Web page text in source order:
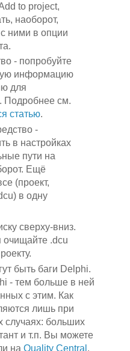
to project,
наоборот,
ними в опции
- попробуйте
информацию
для
Подробнее см.
статью.
-
в настройках
пути на
Ещё
(проект,
в одну
сверху-вниз.
очищайте .dcu
быть баги Delphi.
- тем больше в ней
с этим. Как
лишь при
случаях: больших
и т.п. Вы можете
на Quality Central .